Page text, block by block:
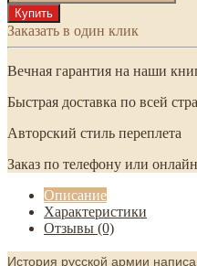
Купить
Заказать в один клик
Вечная гарантия на наши
Быстрая доставка по всей
Авторский стиль переплета
Заказ по телефону или онлайн
Описание
Характеристики
Отзывы (0)
История русской армии